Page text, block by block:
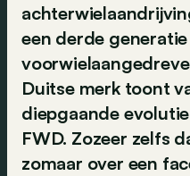
een derde
Duitse merk toont
diepgaande evolutie
FWD. Zozeer zelfs
zomaar over een